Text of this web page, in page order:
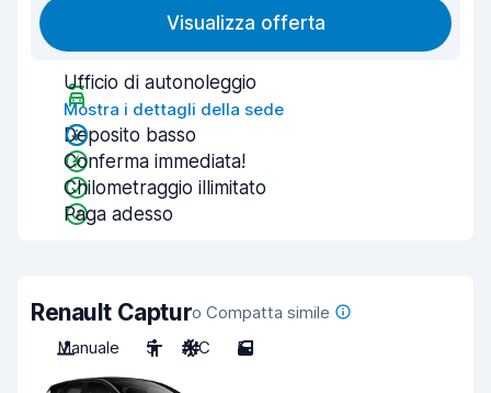
Visualizza offerta
Ufficio di autonoleggio
Mostra i dettagli della sede
Deposito basso
Conferma immediata!
Chilometraggio illimitato
Paga adesso
Renault Capturo Compatta simile
Manuale
5 A/C 5